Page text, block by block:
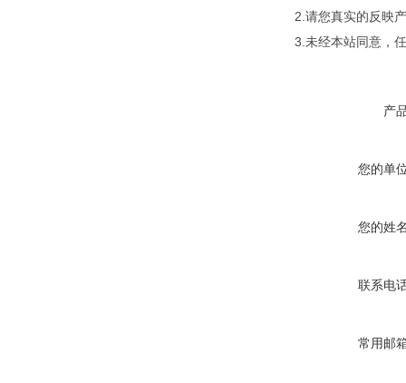
2.请您真实的反映
3.未经本站同意，
产
您的单
您的姓
联系电
常用邮